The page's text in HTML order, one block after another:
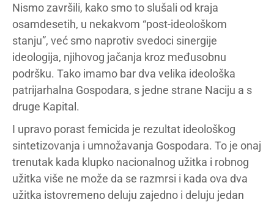
Nismo završili, kako smo to slušali od kraja
osamdesetih, u nekakvom “post-ideološkom
stanju”, već smo naprotiv svedoci sinergije
ideologija, njihovog jačanja kroz međusobnu
podršku. Tako imamo bar dva velika ideološka
patrijarhalna Gospodara, s jedne strane Naciju a s
druge Kapital.
I upravo porast femicida je rezultat ideološkog
sintetizovanja i umnožavanja Gospodara. To je onaj
trenutak kada klupko nacionalnog užitka i robnog
užitka više ne može da se razmrsi i kada ova dva
užitka istovremeno deluju zajedno i deluju jedan